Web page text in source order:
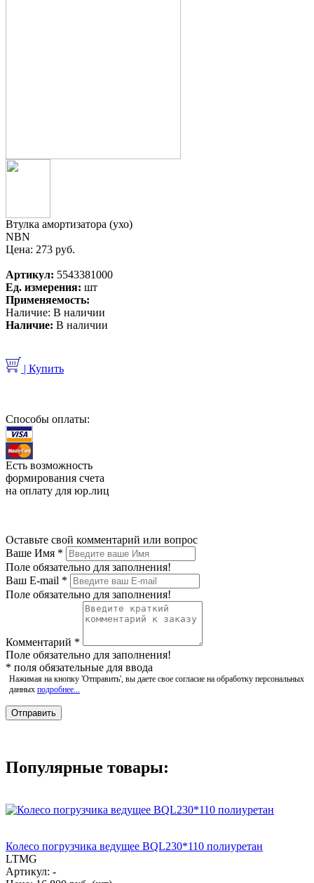
Втулка амортизатора (ухо)
NBN
Цена: 273 руб.
Артикул: 5543381000
Ед. измерения: шт
Применяемость:
Наличие: В наличии
Наличие: В наличии
| Купить
Способы оплаты:
Есть возможность
формирования счета
на оплату для юр.лиц
Оставьте свой комментарий или вопрос
Ваше Имя *
Поле обязательно для заполнения!
Ваш E-mail *
Поле обязательно для заполнения!
Комментарий *
Поле обязательно для заполнения!
* поля обязательные для ввода
Нажимая на кнопку 'Отправить', вы даете свое согласие на обработку персональных
данных подробнее...
Популярные товары:
Колесо погрузчика ведущее BQL230*110 полиуретан
LTMG
Артикул: -